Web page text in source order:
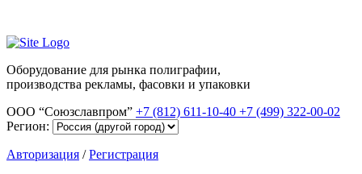
Оборудование для рынка полиграфии,
производства рекламы, фасовки и упаковки
ООО “Союзславпром” +7 (812) 611-10-40 +7 (499) 322-00-02
Регион:
Авторизация /Регистрация